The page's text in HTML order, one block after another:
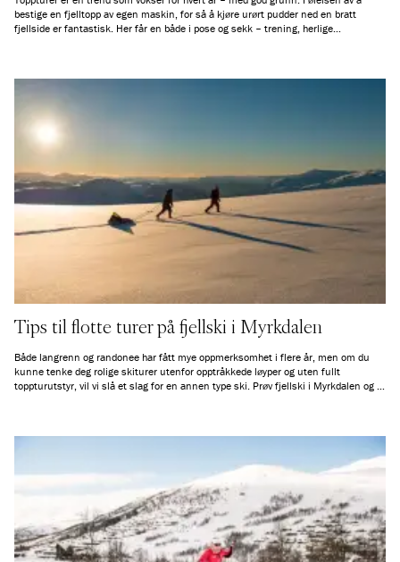
bestige en fjelltopp av egen maskin, for så å kjøre urørt pudder ned en bratt
fjellside er fantastisk. Her får en både i pose og sekk – trening, herlige
Tips til flotte turer på fjellski i Myrkdalen
Både langrenn og randonee har fått mye oppmerksomhet i flere år, men om du
kunne tenke deg rolige skiturer utenfor opptråkkede løyper og uten fullt
toppturutstyr, vil vi slå et slag for en annen type ski. Prøv fjellski i Myrkdalen og få